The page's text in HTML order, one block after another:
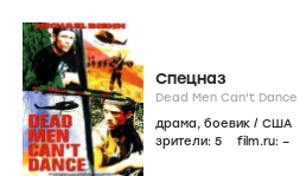
Спецназ
драма, боевик / США
зрители: 5 film.ru: –